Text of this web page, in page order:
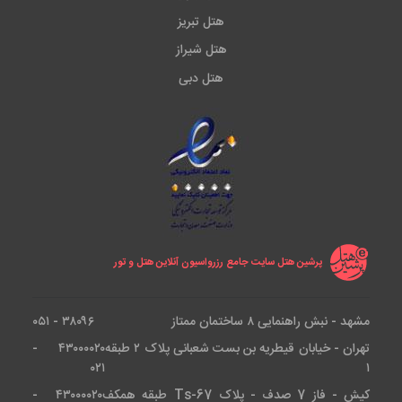
هتل تبریز
هتل شیراز
هتل دبی
پرشین هتل سایت جامع رزرواسیون آنلاین هتل و تور
مشهد - نبش راهنمایی ۸ ساختمان ممتاز
۳۸۰۹۶ - ۰۵۱
تهران - خیابان قیطریه بن بست شعبانی پلاک ۲ طبقه
۱
۴۳۰۰۰۰۲۰ -
۰۲۱
کیش - فاز 7 صدف - پلاک Ts-67 طبقه همکف
۴۳۰۰۰۰۲۰ -